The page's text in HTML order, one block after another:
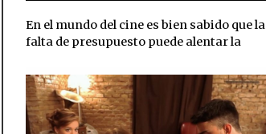
En el mundo del cine es bien sabido que la
falta de presupuesto puede alentar la